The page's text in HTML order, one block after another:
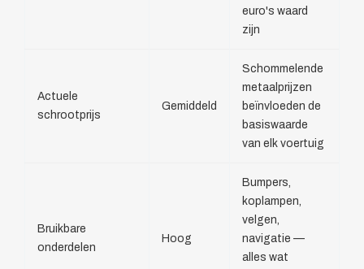
euro's waard
zijn
Actuele
schrootprijs
Gemiddeld
Schommelende
metaalprijzen
beïnvloeden de
basiswaarde
van elk voertuig
Bruikbare
onderdelen
Hoog
Bumpers,
koplampen,
velgen,
navigatie —
alles wat